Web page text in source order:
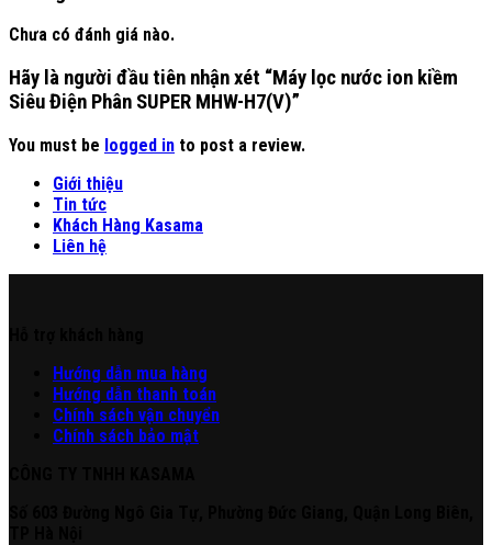
Chưa có đánh giá nào.
Hãy là người đầu tiên nhận xét “Máy lọc nước ion kiềm
Siêu Điện Phân SUPER MHW-H7(V)”
You must be logged in to post a review.
Giới thiệu
Tin tức
Khách Hàng Kasama
Liên hệ
Hướng dẫn mua hàng
Hướng dẫn thanh toán
Chính sách vận chuyển
Chính sách bảo mật